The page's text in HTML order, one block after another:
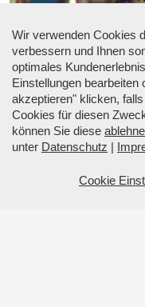
Wir verwenden Cookies
verbessern und Ihnen
optimales
Einstellungen bearbeiten
akzeptieren" klicken,
Cookies für diesen
können Sie diese
unter Datenschutz |
Cookie